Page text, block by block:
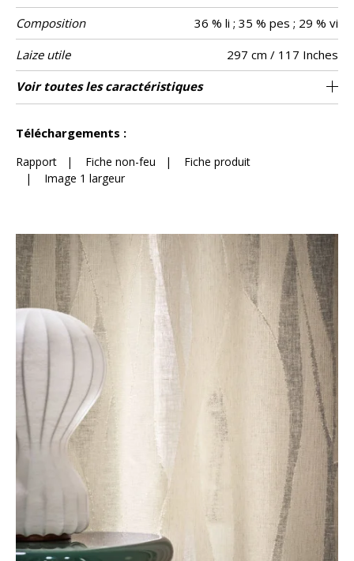
Composition
36 % li ; 35 % pes ; 29 % vi
Laize utile
297 cm / 117 Inches
Rétrécissement
<1%
Raccord Raccord droit
Sens De haut
Poids g/m² 150
Usage
Entretien
Pays d'origine Turquie
Rapport
Horizontal
55 cm / 22 Inches
Rapport
Vertical
75 cm / 30 Inches
Voir toutes les caractéristiques
Téléchargements :
Rapport | Fiche non-feu |
Fiche produit
| Image 1 largeur